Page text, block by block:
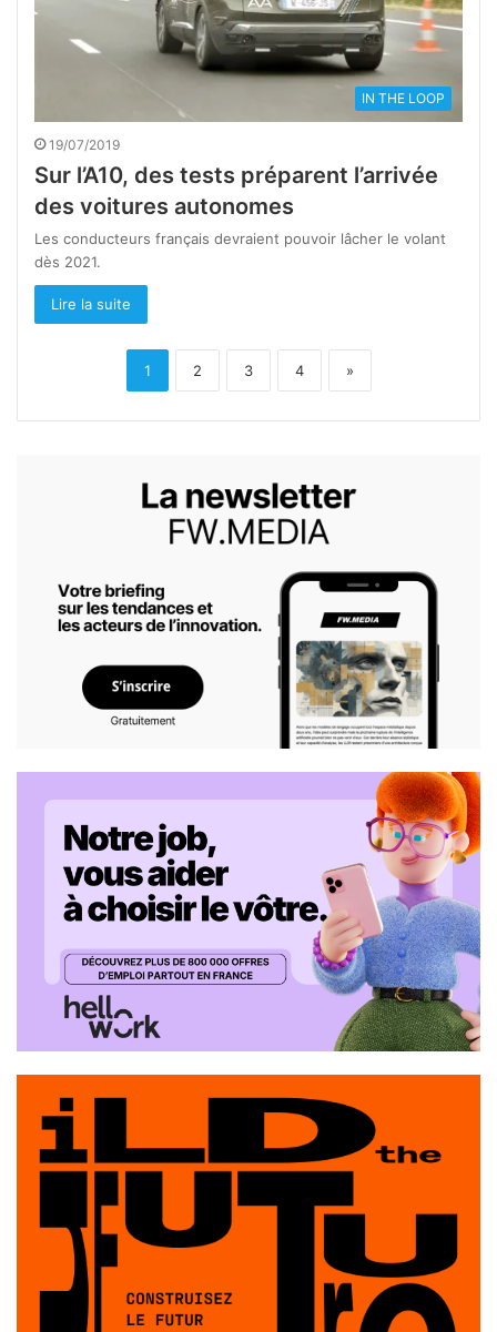
IN THE LOOP
19/07/2019
Sur l’A10, des tests préparent l’arrivée
des voitures autonomes
Les conducteurs français devraient pouvoir lâcher le volant
dès 2021.
Lire la suite
1 2 3 4 »